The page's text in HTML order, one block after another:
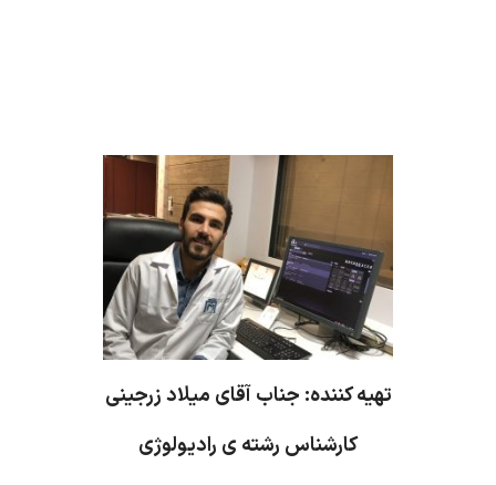
تهیه کننده: جناب آقای میلاد زرجینی
کارشناس رشته ی رادیولوژی